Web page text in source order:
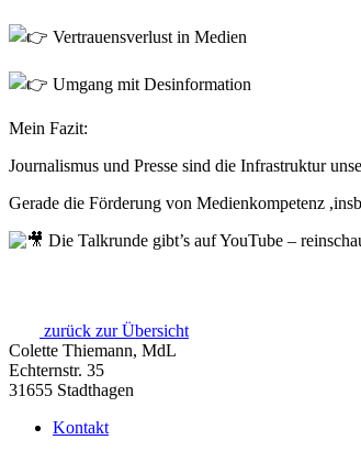
Vertrauensverlust in Medien
Umgang mit Desinformation
Mein Fazit:
Journalismus und Presse sind die Infrastruktur
Gerade die Förderung von Medienkompetenz
Die Talkrunde gibt’s auf YouTube –
zurück zur Übersicht
Colette Thiemann, MdL
Echternstr. 35
31655 Stadthagen
Kontakt